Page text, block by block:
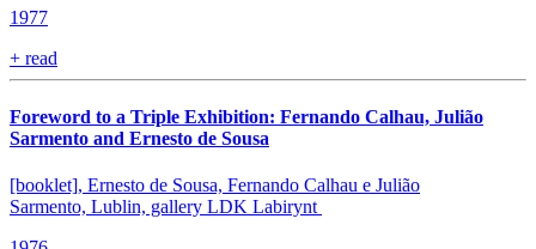
1977
+ read
Foreword to a Triple Exhibition: Fernando Calhau, Julião
Sarmento and Ernesto de Sousa
[booklet], Ernesto de Sousa, Fernando Calhau e Julião
Sarmento, Lublin, gallery LDK Labirynt